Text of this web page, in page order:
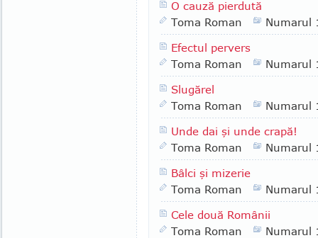
O cauză pierdută
Toma Roman
Numarul
Efectul pervers
Toma Roman
Numarul
Slugărel
Toma Roman
Numarul
Unde dai şi unde crapă!
Toma Roman
Numarul
Bâlci şi mizerie
Toma Roman
Numarul
Cele două Românii
Toma Roman
Numarul